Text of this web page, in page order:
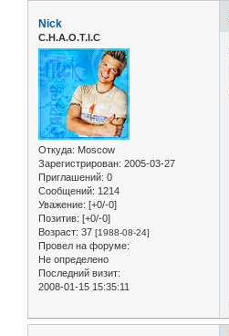
Nick
C.H.A.O.T.I.C
Откуда: Moscow
Зарегистрирован: 2005-03-27
Приглашений: 0
Сообщений: 1214
Уважение: [+0/-0]
Позитив: [+0/-0]
Возраст: 37 [1988-08-24]
Провел на форуме:
Не определено
Последний визит:
2008-01-15 15:35:11